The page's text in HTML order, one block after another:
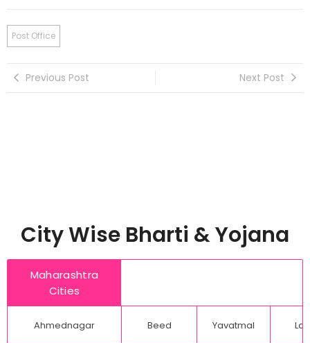
Post Office
Previous Post Next Post
City Wise Bharti & Yojana
Maharashtra
Cities
Ahmednagar Beed Yavatmal